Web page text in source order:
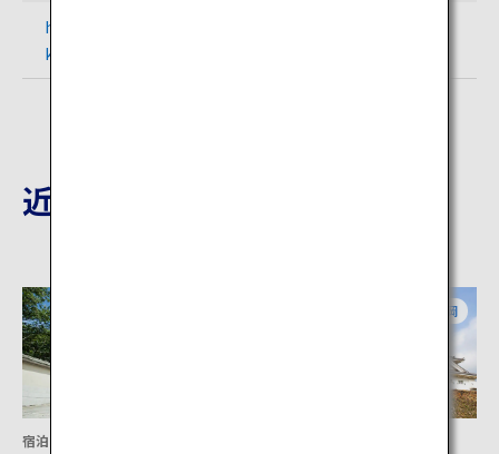
http://www.gururich-
kitaq.com/recommend/index.php?id=2
近隣の観光地
宿泊
福岡